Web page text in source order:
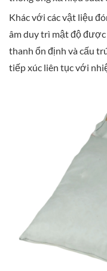
Khác với các vật liệu
âm duy trì mật độ
thanh ổn định và cấu
tiếp xúc liên tục với